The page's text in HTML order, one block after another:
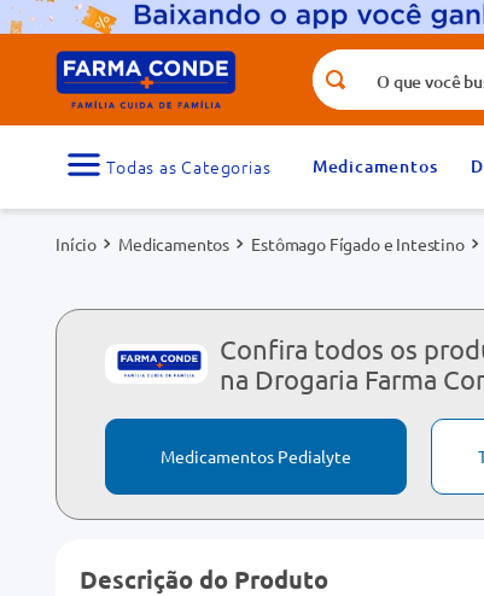
O que você busca? (Ex.:
Medicamentos
Medicamentos Estômago Fígado e Intestino
Confira todos os
na Drogaria Farma
Medicamentos Pedialyte
Descrição do Produto
Termos mais buscados
1
medicamento
5º dipirona